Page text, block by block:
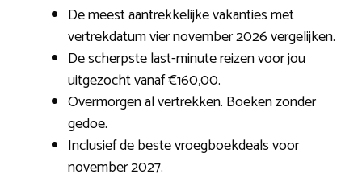
De meest aantrekkelijke vakanties met
vertrekdatum vier november 2026 vergelijken.
De scherpste last-minute reizen voor jou
uitgezocht vanaf €160,00.
Overmorgen al vertrekken. Boeken zonder
gedoe.
Inclusief de beste vroegboekdeals voor
november 2027.